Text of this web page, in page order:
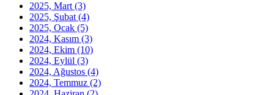
2025, Mart (3)
2025, Şubat (4)
2025, Ocak (5)
2024, Kasım (3)
2024, Ekim (10)
2024, Eylül (3)
2024, Ağustos (4)
2024, Temmuz (2)